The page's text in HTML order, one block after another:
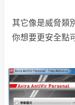
其它像是威脅類
你想要更安全點